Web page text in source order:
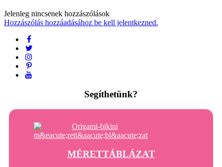
Jelenleg nincsenek hozzászólások
Hozzászólás hozzáadásához be kell jelentkezned.
Segíthetünk?
MÉRETTÁBLÁZAT